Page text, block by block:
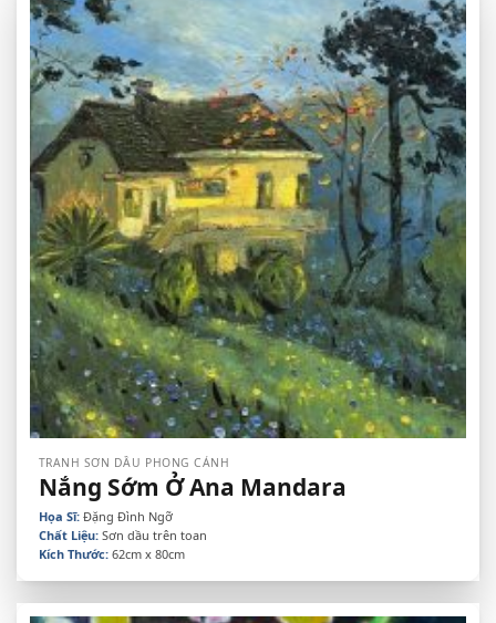
TRANH SƠN DẦU PHONG CẢNH
Nắng Sớm Ở Ana Mandara
Họa Sĩ:Đặng Đình Ngỡ
Chất Liệu:Sơn dầu trên toan
Kích Thước:62cm x 80cm